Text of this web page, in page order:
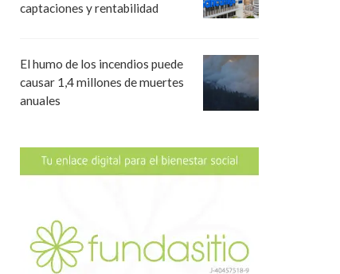
captaciones y rentabilidad
El humo de los incendios puede
causar 1,4 millones de muertes
anuales